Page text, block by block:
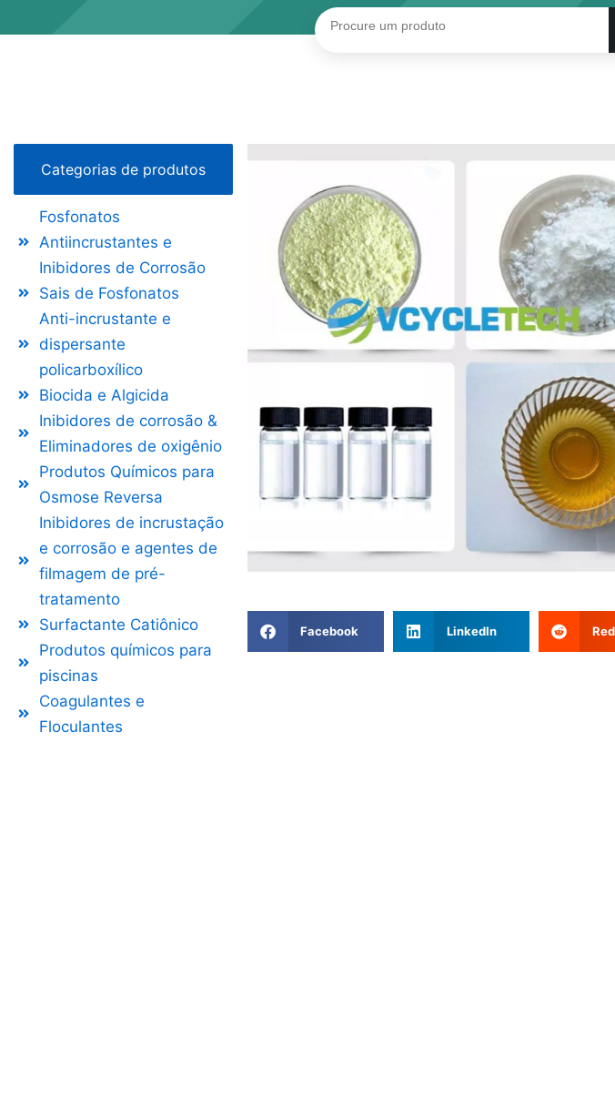
Categorias de produtos
Fosfonatos
Antiincrustantes e
Inibidores de Corrosão
Sais de Fosfonatos
Anti-incrustante e
dispersante
policarboxílico
Biocida e Algicida
Inibidores de corrosão &
Eliminadores de oxigênio
Produtos Químicos para
Osmose Reversa
Inibidores de incrustação
e corrosão e agentes de
filmagem de pré-
tratamento
Surfactante Catiônico
Produtos químicos para
piscinas
Coagulantes e
Floculantes
Facebook LinkedIn